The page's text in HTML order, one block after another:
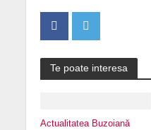
Te poate interesa
Actualitatea Buzoiană